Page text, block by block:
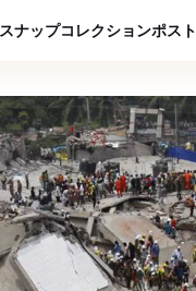
スナップコレクションポスト